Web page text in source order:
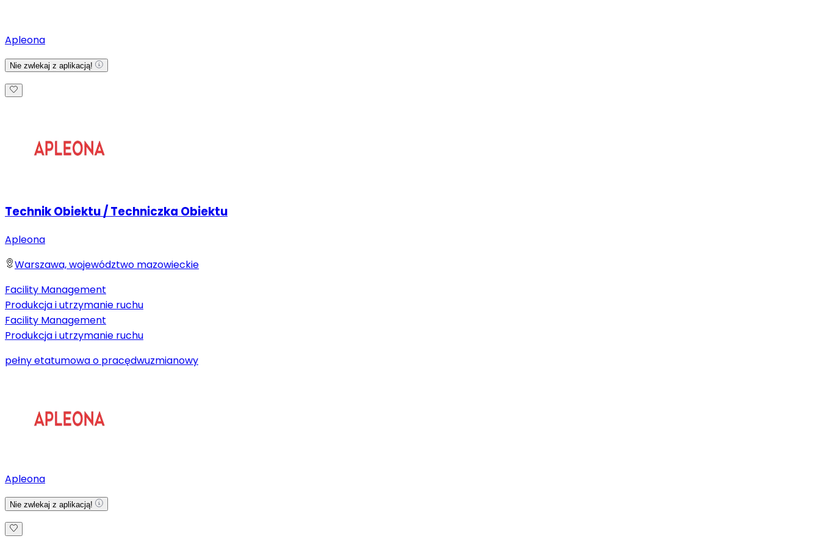
Apleona
Nie zwlekaj z aplikacją!
Technik Obiektu / Techniczka Obiektu
Apleona
Warszawa, województwo mazowieckie
Facility Management
Produkcja i utrzymanie ruchu
Facility Management
Produkcja i utrzymanie ruchu
pełny etatumowa o pracędwuzmianowy
Apleona
Nie zwlekaj z aplikacją!